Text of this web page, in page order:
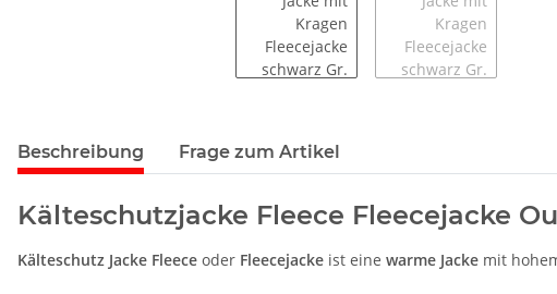
Beschreibung Frage zum Artikel
Kälteschutzjacke Fleece Fleecejacke
Kälteschutz Jacke Fleece oder Fleecejacke ist eine warme Jacke mit